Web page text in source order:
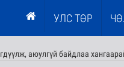
УЛС ТӨР
аюулгүй байдлаа